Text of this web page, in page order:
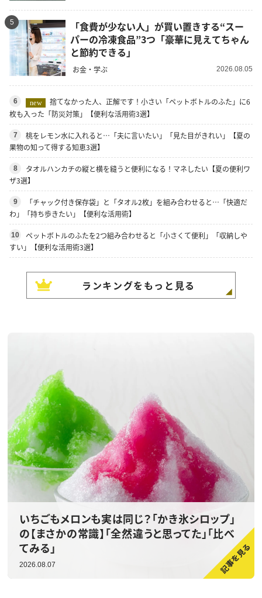
5
「食費が少ない人」が買い置きする“スー
パーの冷凍食品”3つ「豪華に見えてちゃん
と節約できる」
お金・学ぶ 2026.08.05
6 new
捨てなかった人、正解です！小さい「ペットボトルのふた」に6
枚も入った「防災対策」【便利な活用術3選】
7
桃をレモン水に入れると…「夫に言いたい」「見た目がきれい」【夏の
果物の知って得する知恵3選】
8
タオルハンカチの縦と横を縫うと便利になる！マネしたい【夏の便利ワ
ザ3選】
9
「チャック付き保存袋」と「タオル2枚」を組み合わせると…「快適だ
わ」「持ち歩きたい」【便利な活用術】
10
ペットボトルのふたを2つ組み合わせると「小さくて便利」「収納しや
すい」【便利な活用術3選】
ランキングをもっと見る
いちごもメロンも実は同じ？「かき氷シロップ」
の【まさかの常識】「全然違うと思ってた」「比べ
てみる」
2026.08.07